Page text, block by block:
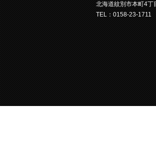
北海道紋別市本町4
TEL：0158-23-1711